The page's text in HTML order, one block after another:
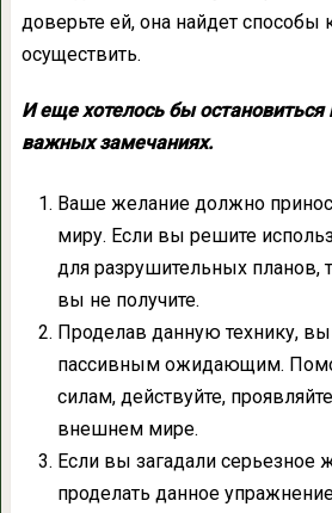
доверьте ей, она найдет способы
осуществить.
И еще хотелось бы остановиться
важных замечаниях.
Ваше желание должно
миру. Если вы решите
для разрушительных планов,
вы не получите.
Проделав данную технику,
пассивным ожидающим.
силам, действуйте,
внешнем мире.
Если вы загадали серьезное
проделать данное